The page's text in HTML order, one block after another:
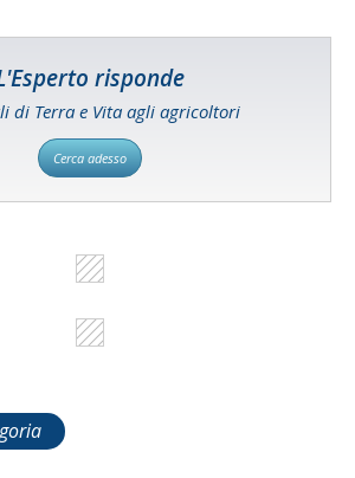
risponde
di Terra e Vita agli agricoltori
Cerca adesso